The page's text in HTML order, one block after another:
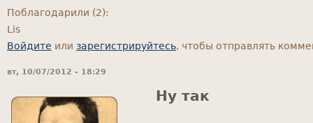
Поблагодарили (2):
Lis
Войдите или зарегистрируйтесь, чтобы отправлять
вт, 10/07/2012 - 18:29
Ну так